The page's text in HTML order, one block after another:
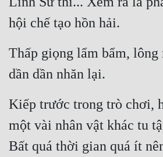
hội chế tạo hồn hải.
Thấp giọng lẩm bẩm,
dần dần nhăn lại.
Kiếp trước trong trò chơi,
một vài nhân vật khác tu
Bất quá thời gian quá ít